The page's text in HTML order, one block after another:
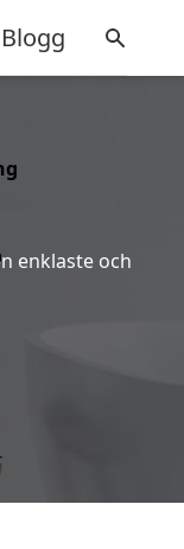
Blogg
enklaste och